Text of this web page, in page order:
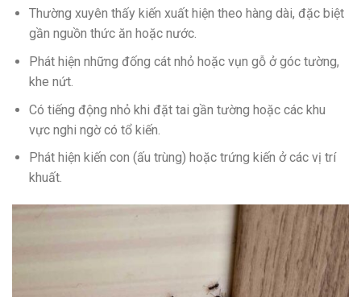
Thường xuyên thấy kiến xuất hiện theo hàng dài, đặc biệt
gần nguồn thức ăn hoặc nước.
Phát hiện những đống cát nhỏ hoặc vụn gỗ ở góc tường,
khe nứt.
Có tiếng động nhỏ khi đặt tai gần tường hoặc các khu
vực nghi ngờ có tổ kiến.
Phát hiện kiến con (ấu trùng) hoặc trứng kiến ở các vị trí
khuất.